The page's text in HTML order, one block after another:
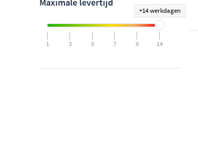
Maximale levertijd
+14 werkdagen
1 3 5 7 9 14